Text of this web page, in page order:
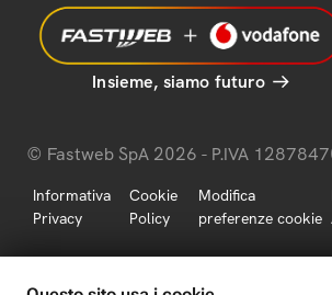
Insieme, siamo futuro
© Fastweb SpA 2026 - P.IVA
Informativa
Privacy
Cookie
Policy
Modifica
preferenze cookie